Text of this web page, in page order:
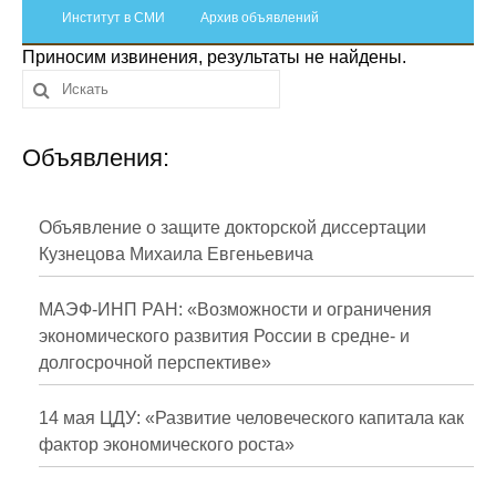
Отчетность
Противодействие коррупции
Материалы для СМИ
Публикации
Научная жизнь
Проблемы прогнозирования
О журнале
Номера журналов
Институт в СМИ Архив объявлений
Приносим извинения, результаты не найдены.
Объявления:
Объявление о защите докторской диссертации
Кузнецова Михаила Евгеньевича
МАЭФ-ИНП РАН: «Возможности и ограничения
экономического развития России в средне- и
долгосрочной перспективе»
14 мая ЦДУ: «Развитие человеческого капитала как
фактор экономического роста»